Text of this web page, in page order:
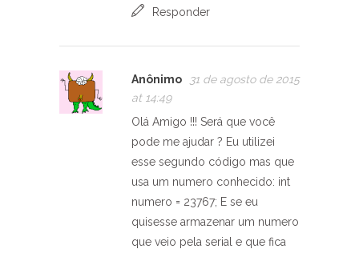
Responder
Anônimo
31 de agosto de 2015
at 14:49
Olá Amigo !!! Será que você
pode me ajudar ? Eu utilizei
esse segundo código mas que
usa um numero conhecido: int
numero = 23767; E se eu
quisesse armazenar um numero
que veio pela serial e que fica